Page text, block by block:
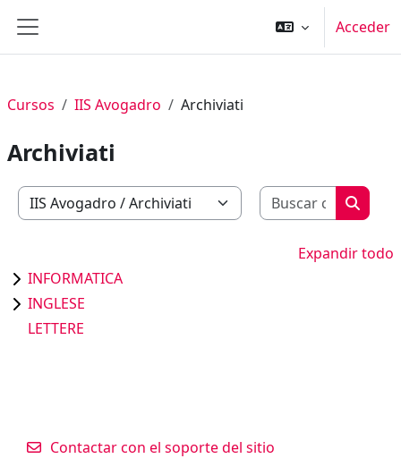
Panel lateral
Acceder
Cursos IIS Avogadro Archiviati
Archiviati
Categorías
Buscar
Expandir todo
INFORMATICA
INGLESE
LETTERE
Contactar con el soporte del sitio